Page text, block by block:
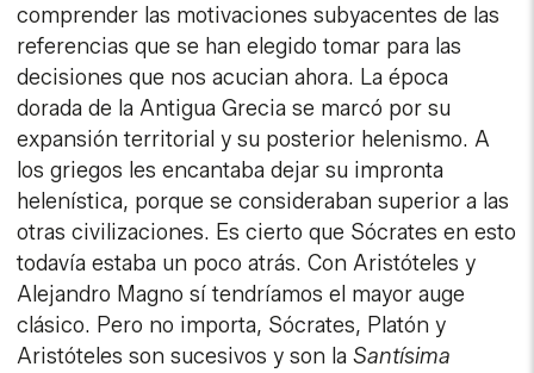
comprender las motivaciones subyacentes de las
referencias que se han elegido tomar para las
decisiones que nos acucian ahora. La época
dorada de la Antigua Grecia se marcó por su
expansión territorial y su posterior helenismo. A
los griegos les encantaba dejar su impronta
helenística, porque se consideraban superior a las
otras civilizaciones. Es cierto que Sócrates en esto
todavía estaba un poco atrás. Con Aristóteles y
Alejandro Magno sí tendríamos el mayor auge
clásico. Pero no importa, Sócrates, Platón y
Aristóteles son sucesivos y son laSantísima